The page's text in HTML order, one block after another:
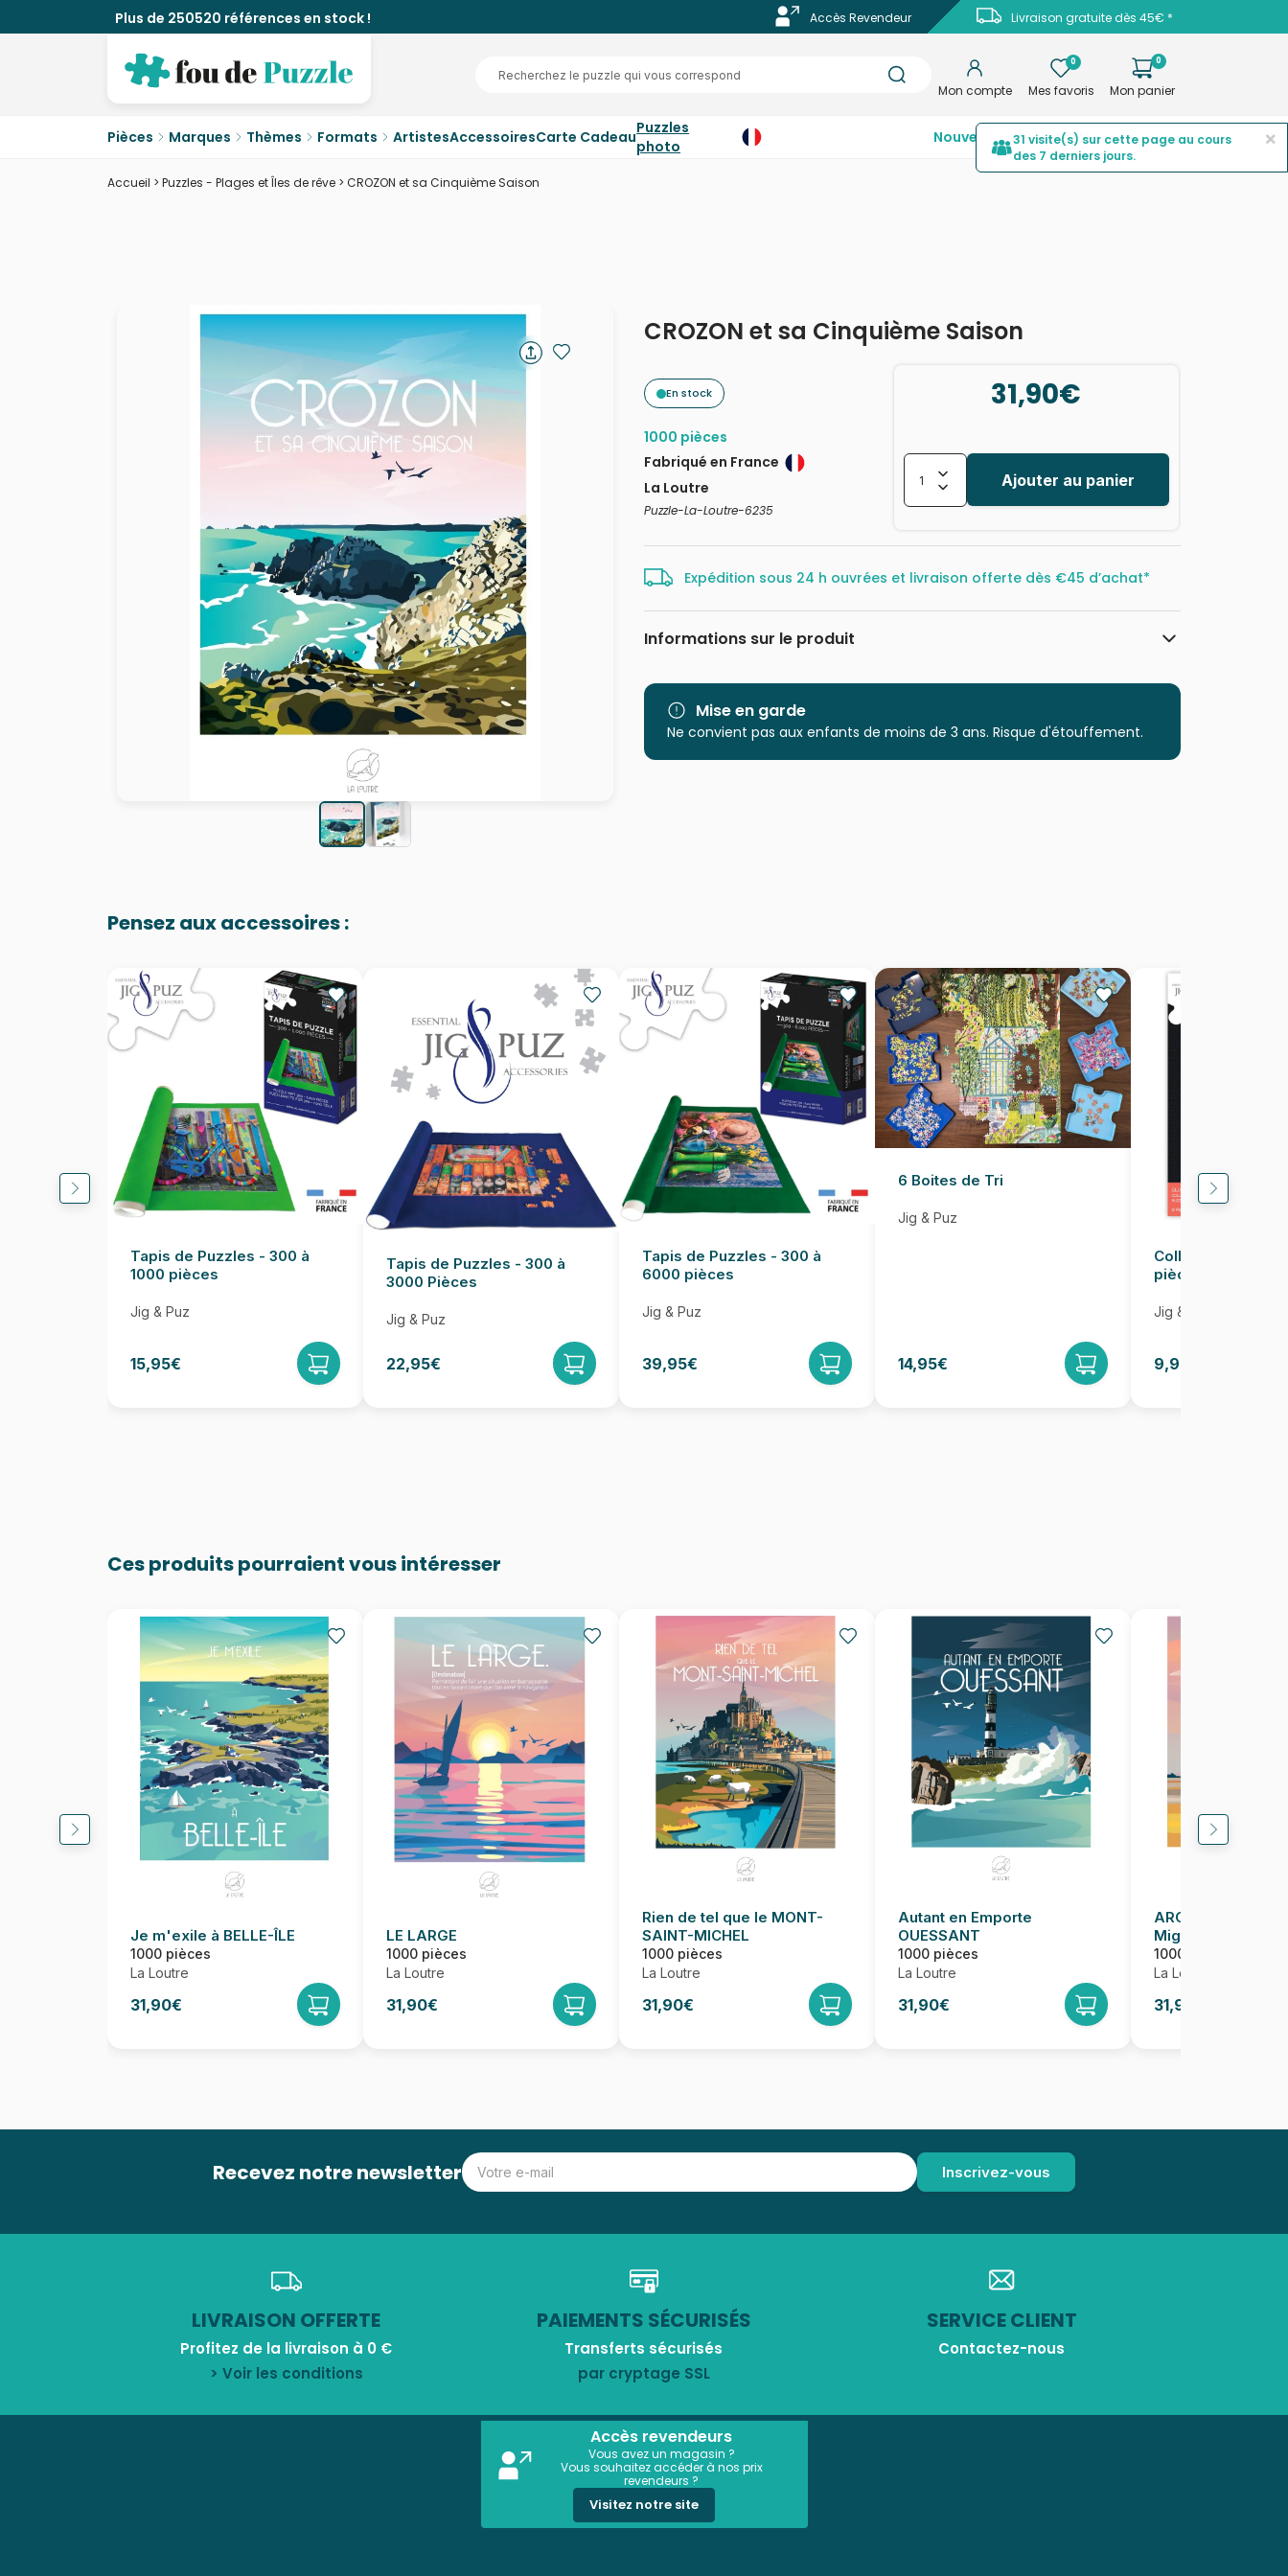
Plus de 250520 références en stock ! Livraison gratuite dès 45€ *
Accès Revendeur
Mon compte
0
Mes favoris
0
Mon panier
Pièces Marques Thèmes Formats ArtistesAccessoiresCarte CadeauPuzzles
photo
NouveautésTop ventesPromotions
Accueil > Puzzles - Plages et Îles de rêve > CROZON et sa Cinquième Saison
CROZON et sa Cinquième Saison
En stock
1000 pièces
Fabriqué en France
La Loutre
Puzzle-La-Loutre-6235
31,90€
Ajouter au panier
Expédition sous 24 h ouvrées et livraison offerte dès €45 d’achat*
Informations sur le produit
Catégorie
Age
Puzzle pour Adultes (500 à 48.000
pièces)
Mise en garde
Ne convient pas aux enfants de moins de 3 ans. Risque d'étouffement.
Pensez aux accessoires :
Tapis de Puzzles - 300 à
1000 pièces
Jig & Puz
15,95€
Tapis de Puzzles - 300 à
3000 Pièces
Jig & Puz
22,95€
Tapis de Puzzles - 300 à
6000 pièces
Jig & Puz
39,95€
6 Boites de Tri
Jig & Puz
14,95€
Colle pour Puzzle
pièces
Jig & Puz
9,95€
Ces produits pourraient vous intéresser
Je m'exile à BELLE-ÎLE
1000 pièces
La Loutre
31,90€
LE LARGE
1000 pièces
La Loutre
31,90€
Rien de tel que le MONT-
SAINT-MICHEL
1000 pièces
La Loutre
31,90€
Autant en Emporte
OUESSANT
1000 pièces
La Loutre
31,90€
ARCACHON, Mon
Mignon
1000 pièces
La Loutre
31,90€
Recevez notre newsletter
LIVRAISON OFFERTE
Profitez de la livraison à 0 €
> Voir les conditions
PAIEMENTS SÉCURISÉS
Transferts sécurisés
par cryptage SSL
SERVICE CLIENT
Contactez-nous
Accès revendeurs
Vous avez un magasin ?
Vous souhaitez accéder à nos prix
revendeurs ?
Visitez notre site
×
31 visite(s) sur cette page au cours
des 7 derniers jours.